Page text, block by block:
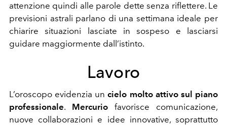
attenzione quindi alle parole dette senza riflettere. Le
previsioni astrali parlano di una settimana ideale per
chiarire situazioni lasciate in sospeso e lasciarsi
guidare maggiormente dall’istinto.
Lavoro
L’oroscopo evidenzia uncielo molto attivo sul piano
professionale. Mercurio favorisce comunicazione,
nuove collaborazioni e idee innovative, soprattutto